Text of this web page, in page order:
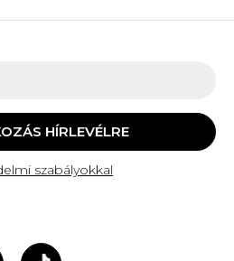
HÍRLEVÉLRE
szabályokkal